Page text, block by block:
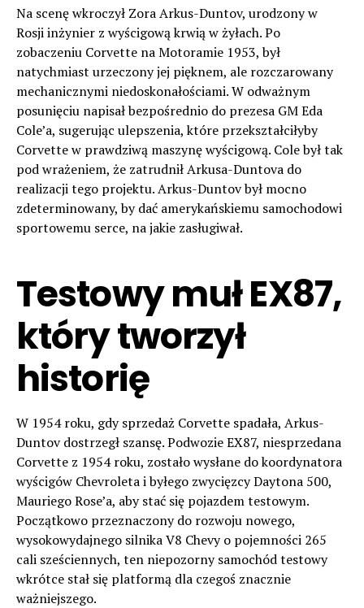
Na scenę wkroczył Zora Arkus-Duntov, urodzony w
Rosji inżynier z wyścigową krwią w żyłach. Po
zobaczeniu Corvette na Motoramie 1953, był
natychmiast urzeczony jej pięknem, ale rozczarowany
mechanicznymi niedoskonałościami. W odważnym
posunięciu napisał bezpośrednio do prezesa GM Eda
Cole’a, sugerując ulepszenia, które przekształciłyby
Corvette w prawdziwą maszynę wyścigową. Cole był tak
pod wrażeniem, że zatrudnił Arkusa-Duntova do
realizacji tego projektu. Arkus-Duntov był mocno
zdeterminowany, by dać amerykańskiemu samochodowi
sportowemu serce, na jakie zasługiwał.
Testowy muł EX87,
który tworzył
historię
W 1954 roku, gdy sprzedaż Corvette spadała, Arkus-
Duntov dostrzegł szansę. Podwozie EX87, niesprzedana
Corvette z 1954 roku, zostało wysłane do koordynatora
wyścigów Chevroleta i byłego zwycięzcy Daytona 500,
Mauriego Rose’a, aby stać się pojazdem testowym.
Początkowo przeznaczony do rozwoju nowego,
wysokowydajnego silnika V8 Chevy o pojemności 265
cali sześciennych, ten niepozorny samochód testowy
wkrótce stał się platformą dla czegoś znacznie
ważniejszego.